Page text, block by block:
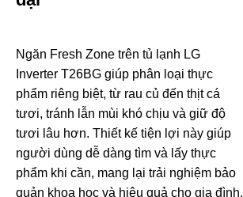
Ngăn Fresh Zone trên tủ lạnh LG
Inverter T26BG giúp phân loại thực
phẩm riêng biệt, từ rau củ đến thịt cá
tươi, tránh lẫn mùi khó chịu và giữ độ
tươi lâu hơn. Thiết kế tiện lợi này giúp
người dùng dễ dàng tìm và lấy thực
phẩm khi cần, mang lại trải nghiệm bảo
quản khoa học và hiệu quả cho gia đình.